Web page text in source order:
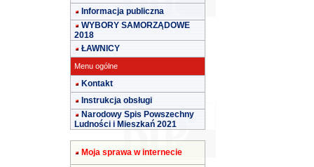
Informacja publiczna
WYBORY SAMORZĄDOWE
2018
ŁAWNICY
Menu ogólne
Kontakt
Instrukcja obsługi
Narodowy Spis Powszechny
Ludności i Mieszkań 2021
Moja sprawa w internecie